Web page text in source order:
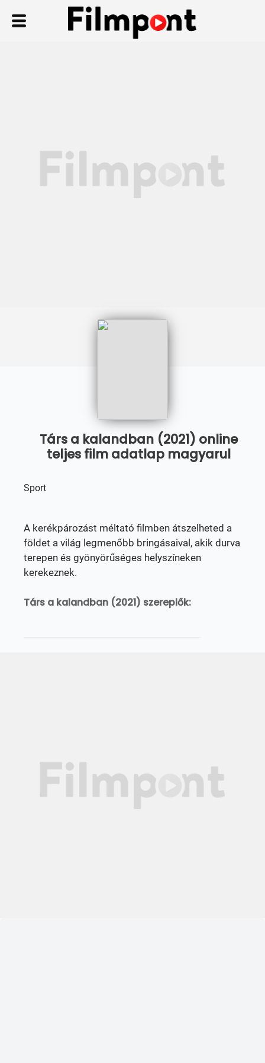
Társ a kalandban (2021) online
teljes film adatlap magyarul
Sport
A kerékpározást méltató filmben átszelheted a
földet a világ legmenőbb bringásaival, akik durva
terepen és gyönyörűséges helyszíneken
kerekeznek.
Társ a kalandban (2021) szereplők: